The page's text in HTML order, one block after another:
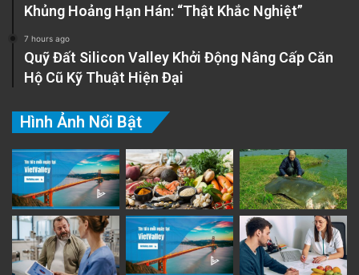
Khủng Hoảng Hạn Hán: “Thật Khắc Nghiệt”
7 hours ago
Quỹ Đất Silicon Valley Khởi Động Nâng Cấp Căn
Hộ Cũ Kỹ Thuật Hiện Đại
Hình Ảnh Nổi Bật